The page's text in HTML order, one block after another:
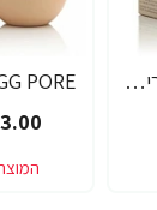
EGG PORE מסכה קוריאנית לניקוי ראשים שחורים 30 גרם - מבית Tony Moly